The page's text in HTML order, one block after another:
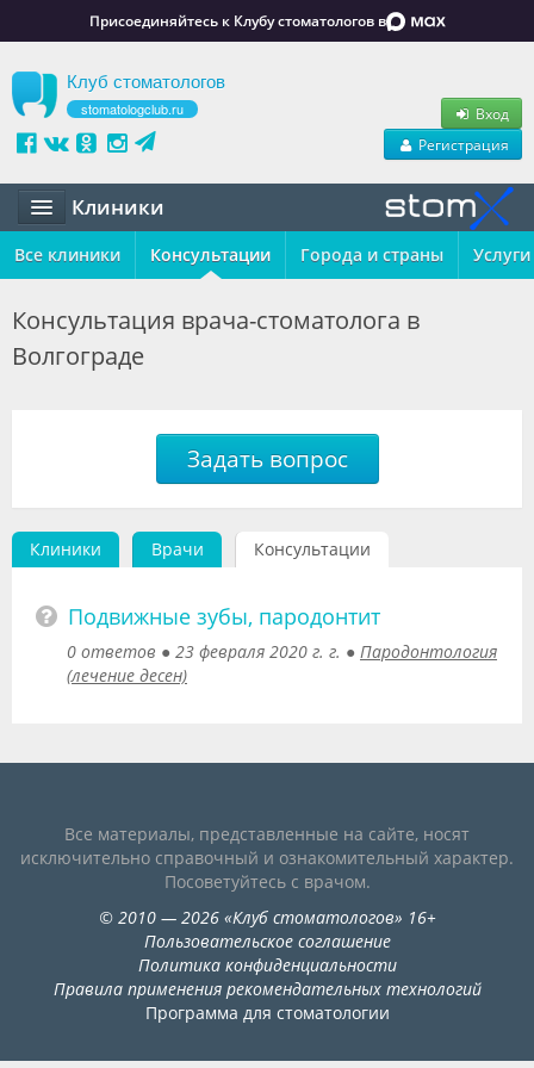
Присоединяйтесь к Клубу стоматологов в
Клуб стоматологов
stomatologclub.ru
Вход
Регистрация
Клиники
Статьи
Обучение
Объявления
Видео
Форум
Клиники
Лаборатории
Все клиники Консультации Города и страны Услуги
Консультация врача-стоматолога в
Волгограде
Задать вопрос
Клиники Врачи Консультации
Подвижные зубы, пародонтит
0 ответов ● 23 февраля 2020 г. г. ● Пародонтология
(лечение десен)
Все материалы, представленные на сайте, носят
исключительно справочный и ознакомительный характер.
Посоветуйтесь с врачом.
© 2010— 2026«Клуб стоматологов» 16+
Пользовательское соглашение
Политика конфиденциальности
Правила применения рекомендательных технологий
Программа для стоматологии